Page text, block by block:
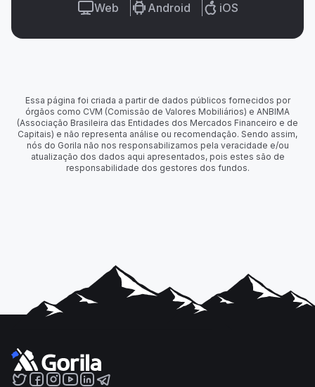
Web Android iOS
Essa página foi criada a partir de dados públicos fornecidos por
órgãos como CVM (Comissão de Valores Mobiliários) e ANBIMA
(Associação Brasileira das Entidades dos Mercados Financeiro e de
Capitais) e não representa análise ou recomendação. Sendo assim,
nós do Gorila não nos responsabilizamos pela veracidade e/ou
atualização dos dados aqui apresentados, pois estes são de
responsabilidade dos gestores dos fundos.